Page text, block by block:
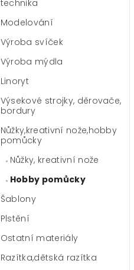
technika
Modelování
Výroba svíček
Výroba mýdla
Linoryt
Výsekové strojky, děrovače,
bordury
Nůžky,kreativní nože,hobby
pomůcky
Nůžky, kreativní nože
Hobby pomůcky
Šablony
Plstění
Ostatní materiály
Razítka,dětská razítka